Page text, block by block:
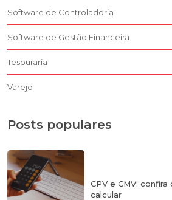
Software de Controladoria
Software de Gestão Financeira
Tesouraria
Varejo
Posts populares
CPV e CMV:
calcular